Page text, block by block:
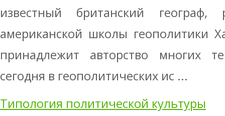
известный британский географ,
американской школы геополитики
принадлежит авторство многих
сегодня в геополитических ис ...
Типология политической культуры